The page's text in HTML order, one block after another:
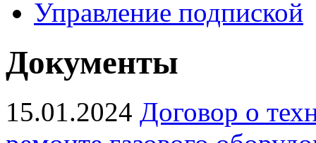
Управление подпиской
Документы
15.01.2024 Договор о